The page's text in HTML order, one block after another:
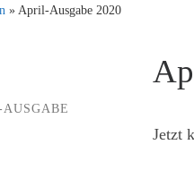
»April-Ausgabe 2020
Jetzt